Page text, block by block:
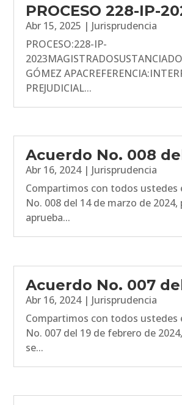
PROCESO 228-IP-
Abr 15, 2025 | Jurisprudencia
PROCESO:228-IP-
GÓMEZ
PREJUDICIAL...
Acuerdo No. 008
Abr 16, 2024| Jurisprudencia
Compartimos con todos ustedes
No. 008 del 14 de marzo de 2024,
aprueba...
Acuerdo No. 007
Abr 16, 2024| Jurisprudencia
Compartimos con todos ustedes
No. 007 del 19 de febrero de
se...